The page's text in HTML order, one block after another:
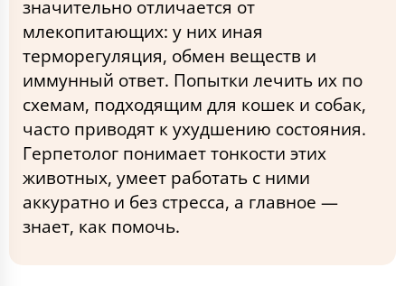
значительно отличается от
млекопитающих: у них иная
терморегуляция, обмен веществ и
иммунный ответ. Попытки лечить их по
схемам, подходящим для кошек и собак,
часто приводят к ухудшению состояния.
Герпетолог понимает тонкости этих
животных, умеет работать с ними
аккуратно и без стресса, а главное —
знает, как помочь.